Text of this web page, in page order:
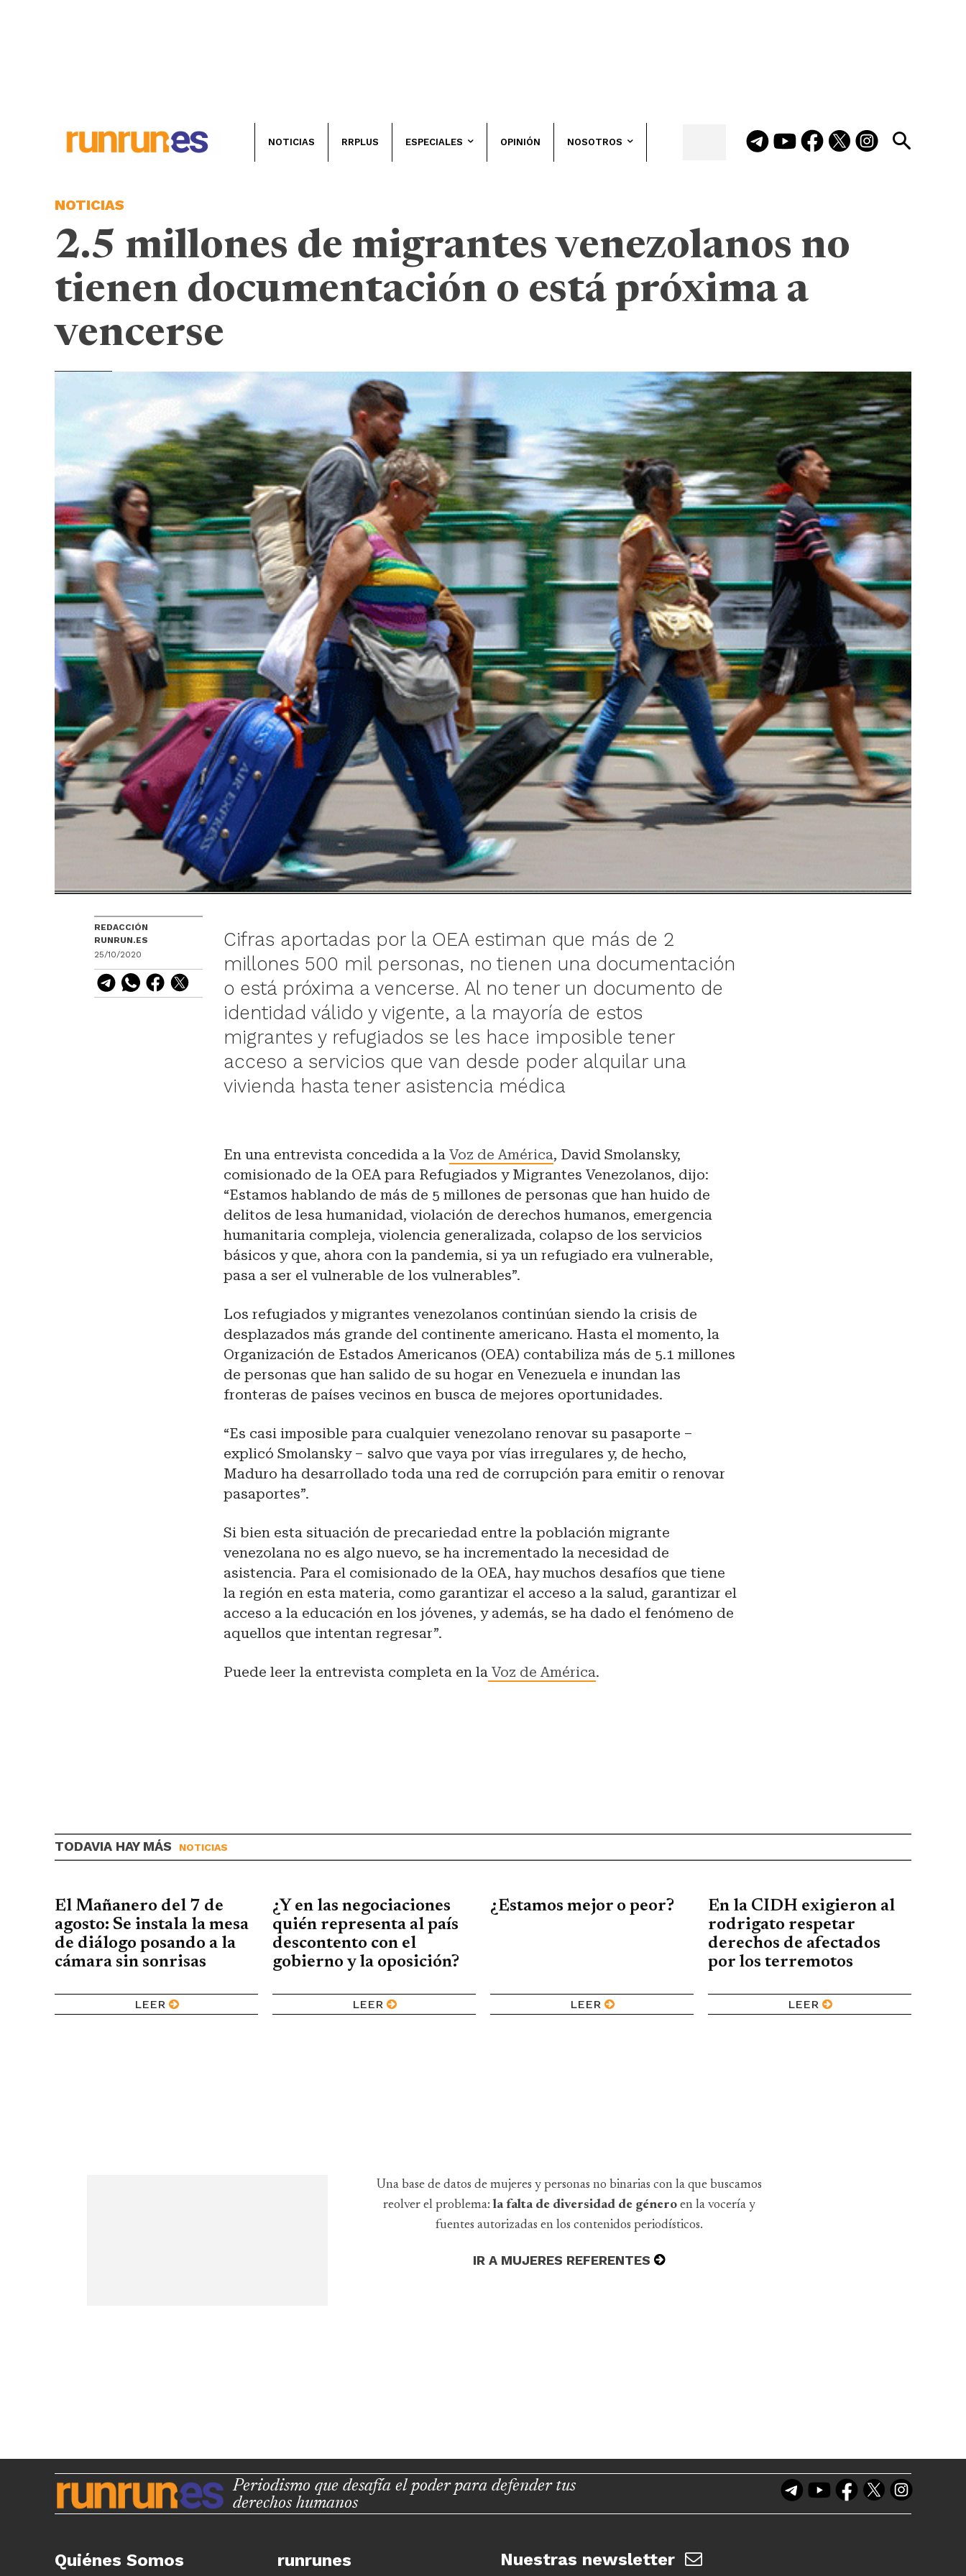
NOTICIAS RRPLUS ESPECIALES OPINIÓN NOSOTROS
NOTICIAS
2.5 millones de migrantes venezolanos no
tienen documentación o está próxima a
vencerse
REDACCIÓN
RUNRUN.ES
25/10/2020
Cifras aportadas por la OEA estiman que más de 2
millones 500 mil personas, no tienen una documentación
o está próxima a vencerse. Al no tener un documento de
identidad válido y vigente, a la mayoría de estos
migrantes y refugiados se les hace imposible tener
acceso a servicios que van desde poder alquilar una
vivienda hasta tener asistencia médica
En una entrevista concedida a laVoz de América, David Smolansky,
comisionado de la OEA para Refugiados y Migrantes Venezolanos, dijo:
“Estamos hablando de más de 5 millones de personas que han huido de
delitos de lesa humanidad, violación de derechos humanos, emergencia
humanitaria compleja, violencia generalizada, colapso de los servicios
básicos y que, ahora con la pandemia, si ya un refugiado era vulnerable,
pasa a ser el vulnerable de los vulnerables”.
Los refugiados y migrantes venezolanos continúan siendo la crisis de
desplazados más grande del continente americano. Hasta el momento, la
Organización de Estados Americanos (OEA) contabiliza más de 5.1 millones
de personas que han salido de su hogar en Venezuela e inundan las
fronteras de países vecinos en busca de mejores oportunidades.
“Es casi imposible para cualquier venezolano renovar su pasaporte –
explicó Smolansky – salvo que vaya por vías irregulares y, de hecho,
Maduro ha desarrollado toda una red de corrupción para emitir o renovar
pasaportes”.
Si bien esta situación de precariedad entre la población migrante
venezolana no es algo nuevo, se ha incrementado la necesidad de
asistencia. Para el comisionado de la OEA, hay muchos desafíos que tiene
la región en esta materia, como garantizar el acceso a la salud, garantizar el
acceso a la educación en los jóvenes, y además, se ha dado el fenómeno de
aquellos que intentan regresar”.
Puede leer la entrevista completa en la Voz de América.
TODAVIA HAY MÁS NOTICIAS
El Mañanero del 7 de
agosto: Se instala la mesa
de diálogo posando a la
cámara sin sonrisas
LEER
¿Y en las negociaciones
quién representa al país
descontento con el
gobierno y la oposición?
LEER
¿Estamos mejor o peor?
LEER
En la CIDH exigieron al
rodrigato respetar
derechos de afectados
por los terremotos
LEER
Una base de datos de mujeres y personas no binarias con la que buscamos
reolver el problema: la falta de diversidad de género en la vocería y
fuentes autorizadas en los contenidos periodísticos.
IR A MUJERES REFERENTES
Periodismo que desafía el poder para defender tus
derechos humanos
Quiénes Somos runrunes Nuestras newsletter